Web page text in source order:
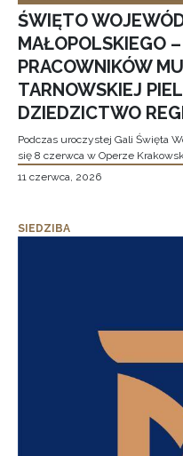
ŚWIĘTO
MAŁOPOLSKIEGO
PRACOWNIKÓW
TARNOWSKIEJ
DZIEDZICTWO
Podczas uroczystej Gali Święta
się 8 czerwca w Operze
11 czerwca, 2026
SIEDZIBA